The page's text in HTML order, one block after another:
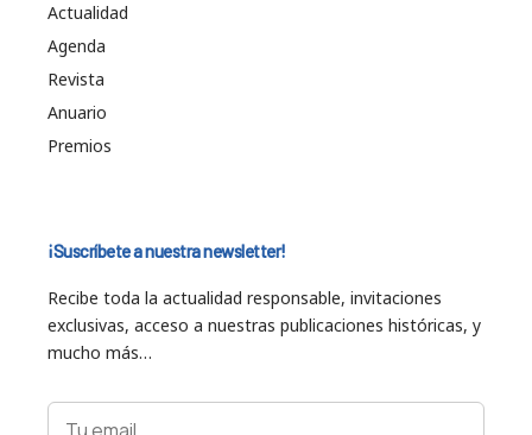
Actualidad
Agenda
Revista
Anuario
Premios
¡Suscríbete a nuestra newsletter!
Recibe toda la actualidad responsable, invitaciones
exclusivas, acceso a nuestras publicaciones históricas, y
mucho más…